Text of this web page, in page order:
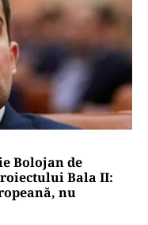
Bolojan de
Bala II:
nu